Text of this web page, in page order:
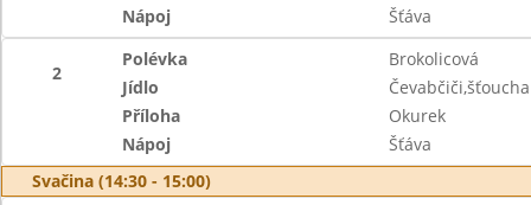
Nápoj
Šťáva
2
Polévka
Brokolicová
Jídlo
Příloha
Okurek
Nápoj
Šťáva
Svačina (14:30 - 15:00)